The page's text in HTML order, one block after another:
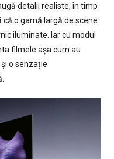
detalii realiste, în timp
că o gamă largă de scene
iluminate. Iar cu modul
filmele așa cum au
o senzație